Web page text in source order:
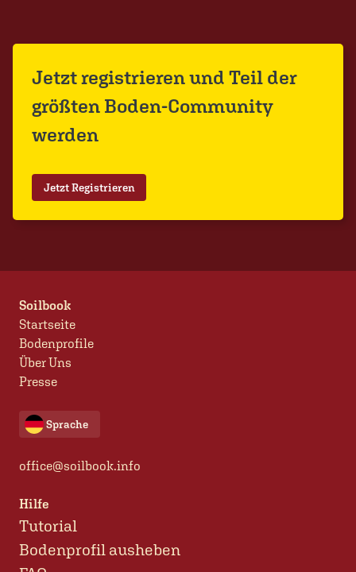
Jetzt registrieren und Teil der
größten Boden-Community
werden
Jetzt Registrieren
Soilbook
Startseite
Bodenprofile
Über Uns
Presse
Sprache
office@soilbook.info
Hilfe
Tutorial
Bodenprofil ausheben